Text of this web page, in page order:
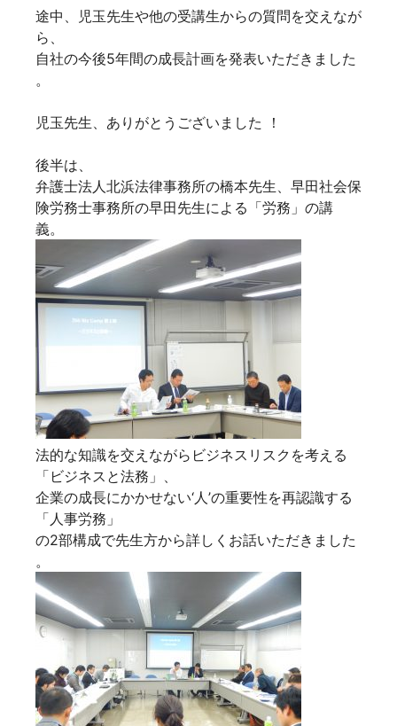
途中、児玉先生や他の受講生からの質問を交えなが
ら、
自社の今後5年間の成長計画を発表いただきました
。
児玉先生、ありがとうございました ！
後半は、
弁護士法人北浜法律事務所の橋本先生、早田社会保
険労務士事務所の早田先生による「労務」の講
義。
法的な知識を交えながらビジネスリスクを考える
「ビジネスと法務」、
企業の成長にかかせない‘人’の重要性を再認識する
「人事労務」
の2部構成で先生方から詳しくお話いただきました
。